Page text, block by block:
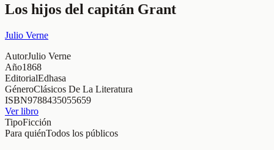
Los hijos del capitán Grant
Julio Verne
AutorJulio Verne
Año1868
EditorialEdhasa
GéneroClásicos De La Literatura
ISBN9788435055659
Ver libro
TipoFicción
Para quiénTodos los públicos